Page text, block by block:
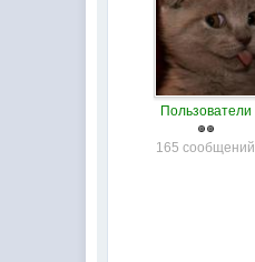
Пользователи
165 сообщений